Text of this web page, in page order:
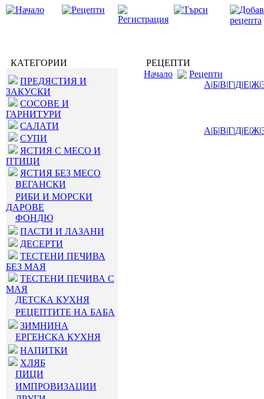
КАТЕГОРИИ
ПРЕДЯСТИЯ И
ЗАКУСКИ
СОСОВЕ И
ГАРНИТУРИ
САЛАТИ
СУПИ
ЯСТИЯ С МЕСО И
ПТИЦИ
ЯСТИЯ БЕЗ МЕСО
ВЕГАНСКИ
РИБИ И МОРСКИ
ДАРОВЕ
ФОНДЮ
ПАСТИ И ЛАЗАНИ
ДЕСЕРТИ
ТЕСТЕНИ ПЕЧИВА
БЕЗ МАЯ
ТЕСТЕНИ ПЕЧИВА С
МАЯ
ДЕТСКА КУХНЯ
РЕЦЕПТИТЕ НА БАБА
ЗИМНИНА
ЕРГЕНСКА КУХНЯ
НАПИТКИ
ХЛЯБ
ПИЦИ
ИМПРОВИЗАЦИИ
РЕЦЕПТИ
Начало
Рецепти
А|Б|В|Г|Д|Е|Ж|
А|Б|В|Г|Д|Е|Ж|